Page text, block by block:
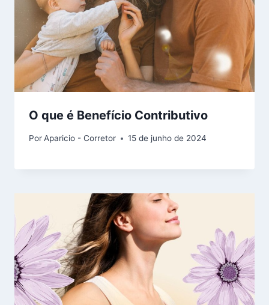
O que é Benefício Contributivo
PorAparicio - Corretor 15 de junho de 2024